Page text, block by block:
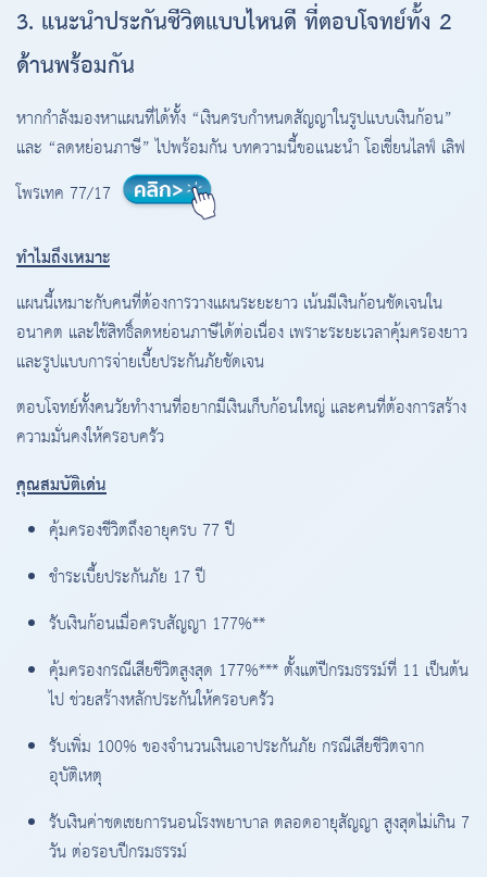
3. แนะนำประกันชีวิตแบบไหนดี ที่ตอบโจทย์ทั้ง 2
ด้านพร้อมกัน
หากกำลังมองหาแผนที่ได้ทั้ง “เงินครบกำหนดสัญญาในรูปแบบเงินก้อน”
และ “ลดหย่อนภาษี” ไปพร้อมกัน บทความนี้ขอแนะนำ โอเชี่ยนไลฟ์ เลิฟ
โพรเทค 77/17
ทำไมถึงเหมาะ
แผนนี้เหมาะกับคนที่ต้องการวางแผนระยะยาว เน้นมีเงินก้อนชัดเจนใน
อนาคต และใช้สิทธิ์ลดหย่อนภาษีได้ต่อเนื่อง เพราะระยะเวลาคุ้มครองยาว
และรูปแบบการจ่ายเบี้ยประกันภัยชัดเจน
ตอบโจทย์ทั้งคนวัยทำงานที่อยากมีเงินเก็บก้อนใหญ่ และคนที่ต้องการสร้าง
ความมั่นคงให้ครอบครัว
คุณสมบัติเด่น
คุ้มครองชีวิตถึงอายุครบ 77 ปี
ชำระเบี้ยประกันภัย 17 ปี
รับเงินก้อนเมื่อครบสัญญา 177%**
คุ้มครองกรณีเสียชีวิตสูงสุด 177%*** ตั้งแต่ปีกรมธรรม์ที่ 11 เป็นต้น
ไป ช่วยสร้างหลักประกันให้ครอบครัว
รับเพิ่ม 100% ของจำนวนเงินเอาประกันภัย กรณีเสียชีวิตจาก
อุบัติเหตุ
รับเงินค่าชดเชยการนอนโรงพยาบาล ตลอดอายุสัญญา สูงสุดไม่เกิน 7
วัน ต่อรอบปีกรมธรรม์